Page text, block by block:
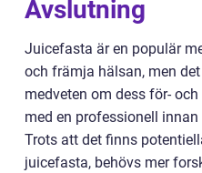
Avslutning
Juicefasta är en populär
och främja hälsan, men
medveten om dess för-
med en professionell
Trots att det finns
juicefasta, behövs mer